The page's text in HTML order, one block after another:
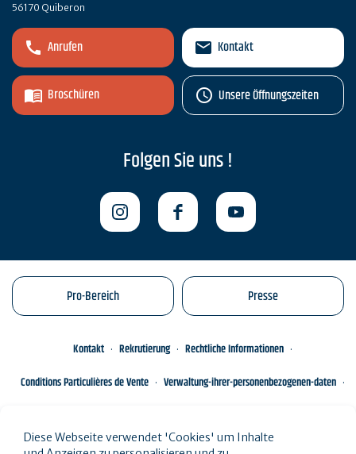
56170 Quiberon
Anrufen
Broschüren
Kontakt
Unsere Öffnungszeiten
Folgen Sie uns !
Pro-Bereich Presse
Kontakt Rekrutierung
Rechtliche Informationen
Conditions Particulières de Vente
Verwaltung-ihrer-personenbezogenen-daten
Diese Webseite verwendet 'Cookies' um Inhalte